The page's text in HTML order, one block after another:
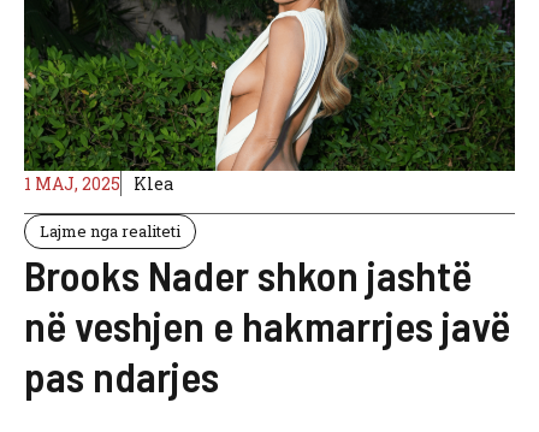
1 MAJ, 2025 Klea
Lajme nga realiteti
Brooks Nader shkon jashtë
në veshjen e hakmarrjes javë
pas ndarjes